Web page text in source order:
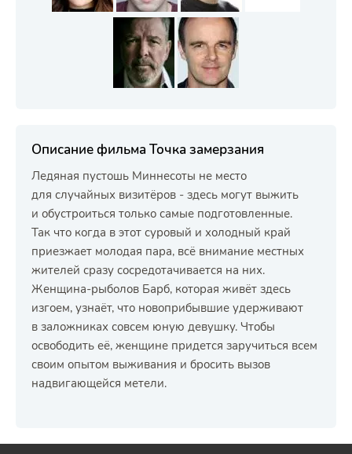
Описание фильма Точка замерзания
Ледяная пустошь Миннесоты не место
для случайных визитёров - здесь могут выжить
и обустроиться только самые подготовленные.
Так что когда в этот суровый и холодный край
приезжает молодая пара, всё внимание местных
жителей сразу сосредотачивается на них.
Женщина-рыболов Барб, которая живёт здесь
изгоем, узнаёт, что новоприбывшие удерживают
в заложниках совсем юную девушку. Чтобы
освободить её, женщине придется заручиться всем
своим опытом выживания и бросить вызов
надвигающейся метели.